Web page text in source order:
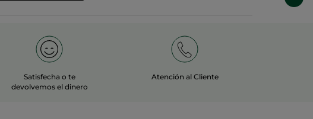
Satisfecha o te
devolvemos el dinero
Atención al Cliente